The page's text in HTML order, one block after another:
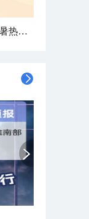
数据看今年7月哪里热到破纪录 哪里暑热连轴转